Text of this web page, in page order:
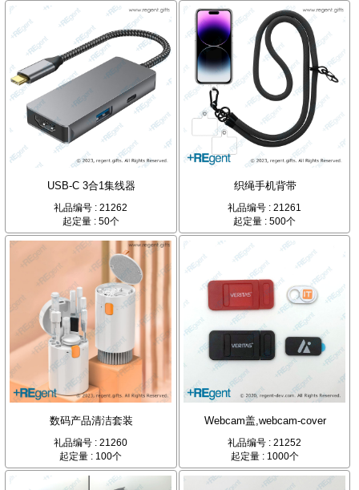
USB-C 3合1集线器
礼品编号 : 21262
起定量 : 50个
织绳手机背带
礼品编号 : 21261
起定量 : 500个
数码产品清洁套装
礼品编号 : 21260
起定量 : 100个
Webcam盖,webcam-cover
礼品编号 : 21252
起定量 : 1000个